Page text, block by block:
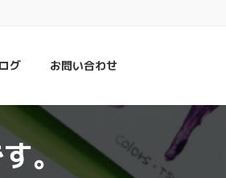
グ お問い合わせ
。